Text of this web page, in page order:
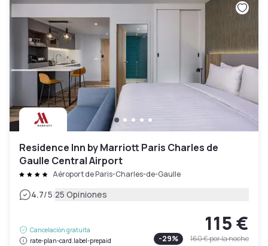
Residence Inn by Marriott Paris Charles de
Gaulle Central Airport
Aéroport de Paris-Charles-de-Gaulle
4.7/5|25 Opiniones
Cancelación gratuita
rate-plan-card.label-prepaid
115 €
-29% 160 €por la noche